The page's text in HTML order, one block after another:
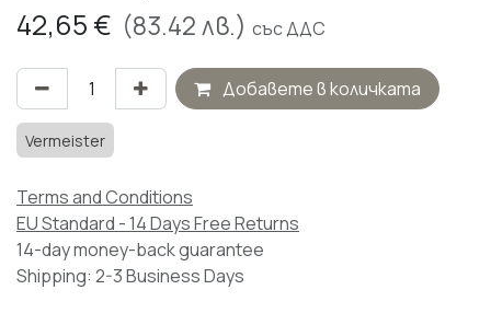
42,65 € (83.42лв.) със ДДС
Добавете в количката
Vermeister
Terms and Conditions
EU Standard - 14 Days Free Returns
14-day money-back guarantee
Shipping: 2-3 Business Days